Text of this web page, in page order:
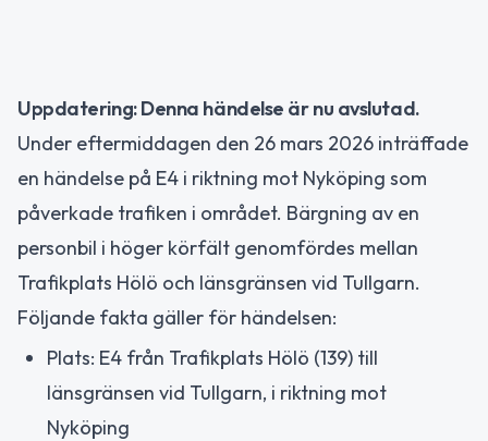
Uppdatering: Denna händelse är nu avslutad.
Under eftermiddagen den 26 mars 2026 inträffade
en händelse på E4 i riktning mot Nyköping som
påverkade trafiken i området. Bärgning av en
personbil i höger körfält genomfördes mellan
Trafikplats Hölö och länsgränsen vid Tullgarn.
Följande fakta gäller för händelsen:
Plats: E4 från Trafikplats Hölö (139) till
länsgränsen vid Tullgarn, i riktning mot
Nyköping